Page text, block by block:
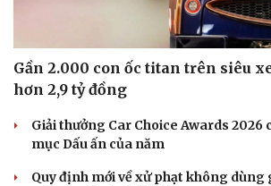
Gần 2.000 con ốc titan trên siêu
hơn 2,9 tỷ đồng
Giải thưởng Car Choice Awards 2026
mục Dấu ấn của năm
Quy định mới về xử phạt không dùng